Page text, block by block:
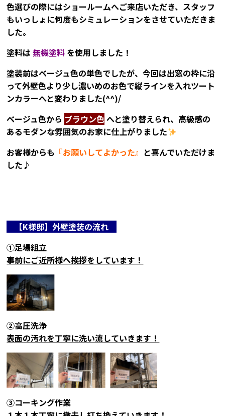
色選びの際にはショールームへご来店いただき、スタッフ
もいっしょに何度もシミュレーションをさせていただきま
した。
塗料は無機塗料 を使用しました！
塗装前はベージュ色の単色でしたが、今回は出窓の枠に沿
って外壁色より少し濃いめのお色で縦ラインを入れツート
ンカラーへと変わりました(^^)/
ベージュ色から ブラウン色へと塗り替えられ、高級感の
あるモダンな雰囲気のお家に仕上がりました
お客様からも 『お願いしてよかった』 と喜んでいただけま
した♪
【K様邸】外壁塗装の流れ
①足場組立
事前にご近所様へ挨拶をしています！
②高圧洗浄
表面の汚れを丁寧に洗い流していきます！
③コーキング作業